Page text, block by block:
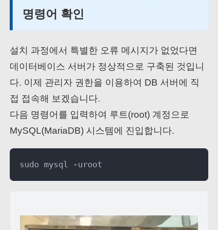
명령어 확인
설치 과정에서 특별한 오류 메시지가 없었다면
데이터베이스 서버가 정상적으로 구축된 것입니
다. 이제 관리자 권한을 이용하여 DB 서버에 직
접 접속해 보겠습니다.
다음 명령어를 입력하여 루트(root) 계정으로
MySQL(MariaDB) 시스템에 진입합니다.
sudo mysql -uroot